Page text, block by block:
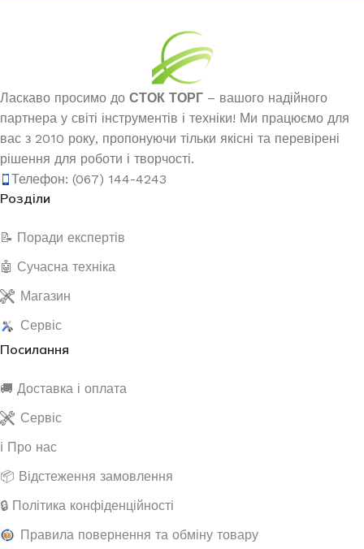
Ласкаво просимо до СТОК ТОРГ – вашого надійного
партнера у світі інструментів і техніки! Ми працюємо для
вас з 2010 року, пропонуючи тільки якісні та перевірені
рішення для роботи і творчості.
Телефон: (067) 144-4243
Розділи
📝 Поради експертів
🤖 Сучасна техніка
Магазин
Сервіс
Посилання
🚚 Доставка і оплата
Сервіс
ℹ️ Про нас
📦 Відстеження замовлення
🔒 Політика конфіденційності
Правила повернення та обміну товару